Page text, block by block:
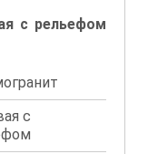
с рельефом
с